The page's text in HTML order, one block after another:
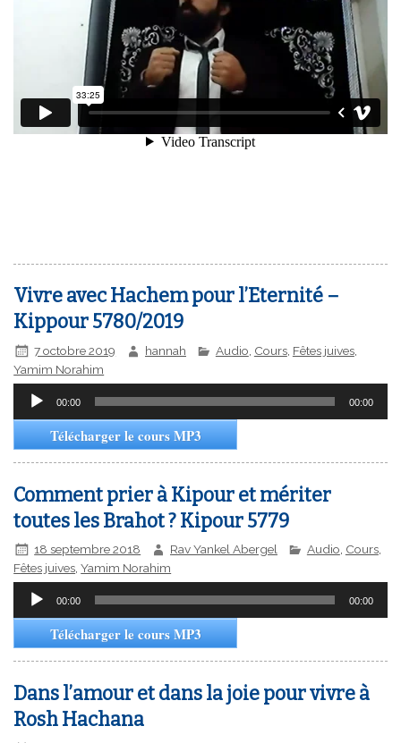
Vivre avec Hachem pour l’Eternité –
Kippour 5780/2019
7 octobre 2019 hannah Audio Cours, Fêtes juives,
Yamim Norahim
Lecteur
00:00 00:00
Télécharger le cours MP3
Comment prier à Kipour et mériter
toutes les Brahot ? Kipour 5779
18 septembre 2018 Rav Yankel Abergel Audio Cours,
Fêtes juives,Yamim Norahim
Lecteur
00:00 00:00
Télécharger le cours MP3
Dans l’amour et dans la joie pour vivre à
Rosh Hachana